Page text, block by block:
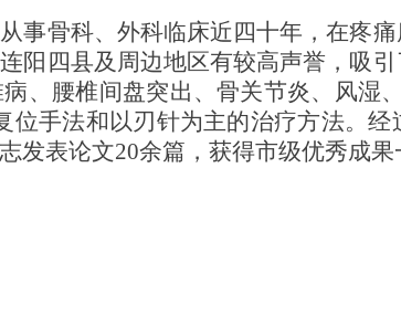
事骨科、外科临床近四十年，在疼
阳四县及周边地区有较高声誉，吸
、腰椎间盘突出、骨关节炎、风湿
位手法和以刃针为主的治疗方法。
发表论文20余篇，获得市级优秀成果